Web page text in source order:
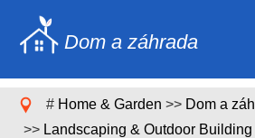
Dom a záhrada
# Home & Garden >> Dom a
>> Landscaping & Outdoor Building